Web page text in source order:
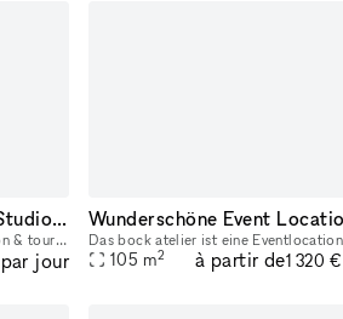
Studio Photo 40m2 - Prime Studio France
Prime Studio France Studios de création & tournage à louer – Noisy-le-Grand (15 min de Paris) Prime Studio France est un espace créatif de 300 m², situé dans un loft moderne et lumineux à seulement
par jour 105 m2 à partir de1 320 €